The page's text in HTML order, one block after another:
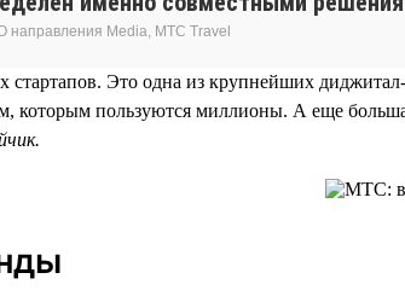
направления Media, МТС Travel
Это одна из крупнейших
которым пользуются миллионы. А еще